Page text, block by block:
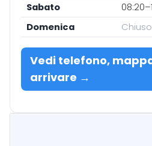
Sabato
Domenica
Chiuso
Vedi telefono,
arrivare →